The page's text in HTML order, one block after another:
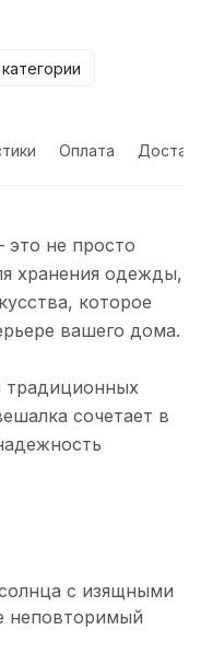
Оплата
не просто
хранения одежды,
которое
вашего дома.
традиционных
сочетает в
с изящными
неповторимый